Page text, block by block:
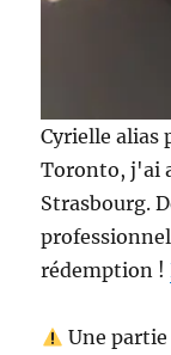
Cyrielle alias
Toronto, j'ai
Strasbourg.
rédemption !
Une